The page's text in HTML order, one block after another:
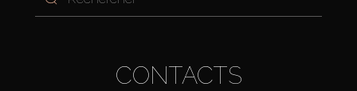
CONTACTS